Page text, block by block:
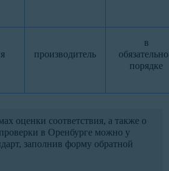
производитель
в
порядке
оценки соответствия, а также о
в Оренбурге можно у
заполнив форму обратной